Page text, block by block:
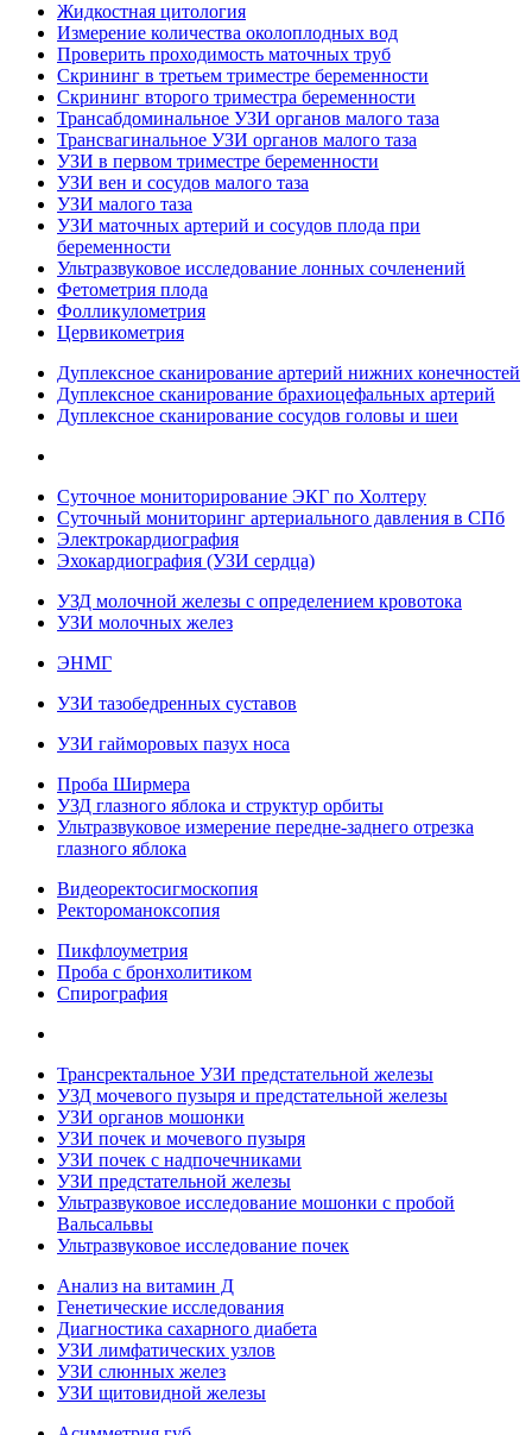
Жидкостная цитология
Измерение количества околоплодных вод
Проверить проходимость маточных труб
Скрининг в третьем триместре беременности
Скрининг второго триместра беременности
Трансабдоминальное УЗИ органов малого таза
Трансвагинальное УЗИ органов малого таза
УЗИ в первом триместре беременности
УЗИ вен и сосудов малого таза
УЗИ малого таза
УЗИ маточных артерий и сосудов плода при
беременности
Ультразвуковое исследование лонных сочленений
Фетометрия плода
Фолликулометрия
Цервикометрия
Дуплексное сканирование артерий нижних конечностей
Дуплексное сканирование брахиоцефальных артерий
Дуплексное сканирование сосудов головы и шеи
Суточное мониторирование ЭКГ по Холтеру
Суточный мониторинг артериального давления в СПб
Электрокардиография
Эхокардиография (УЗИ сердца)
УЗД молочной железы с определением кровотока
УЗИ молочных желез
ЭНМГ
УЗИ тазобедренных суставов
УЗИ гайморовых пазух носа
Проба Ширмера
УЗД глазного яблока и структур орбиты
Ультразвуковое измерение передне-заднего отрезка
глазного яблока
Видеоректосигмоскопия
Ректороманоксопия
Пикфлоуметрия
Проба с бронхолитиком
Спирография
Трансректальное УЗИ предстательной железы
УЗД мочевого пузыря и предстательной железы
УЗИ органов мошонки
УЗИ почек и мочевого пузыря
УЗИ почек с надпочечниками
УЗИ предстательной железы
Ультразвуковое исследование мошонки с пробой
Вальсальвы
Ультразвуковое исследование почек
Анализ на витамин Д
Генетические исследования
Диагностика сахарного диабета
УЗИ лимфатических узлов
УЗИ слюнных желез
УЗИ щитовидной железы